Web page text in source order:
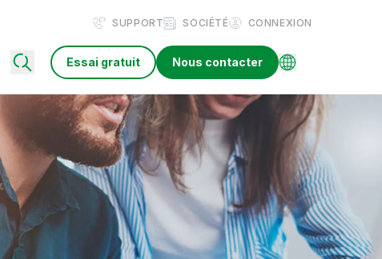
SUPPORT SOCIÉTÉ CONNEXION
Essai gratuit Nous contacter